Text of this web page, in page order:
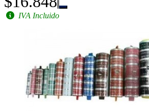
IVA Incluido